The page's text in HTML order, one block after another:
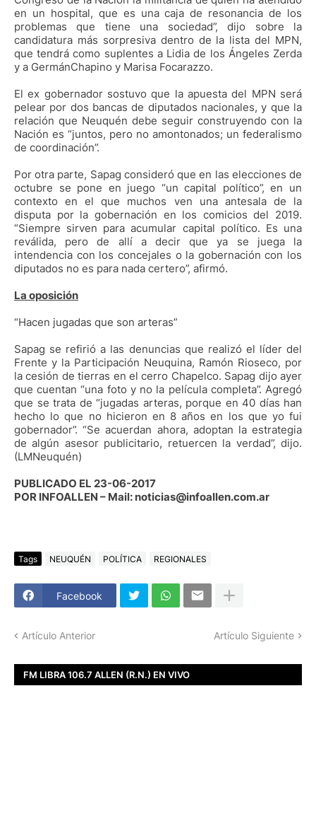
en un hospital, que es una caja de resonancia de los
problemas que tiene una sociedad”, dijo sobre la
candidatura más sorpresiva dentro de la lista del MPN,
que tendrá como suplentes a Lidia de los Ángeles Zerda
y a GermánChapino y Marisa Focarazzo.
El ex gobernador sostuvo que la apuesta del MPN será
pelear por dos bancas de diputados nacionales, y que la
relación que Neuquén debe seguir construyendo con la
Nación es “juntos, pero no amontonados; un federalismo
de coordinación”.
Por otra parte, Sapag consideró que en las elecciones de
octubre se pone en juego “un capital político”, en un
contexto en el que muchos ven una antesala de la
disputa por la gobernación en los comicios del 2019.
“Siempre sirven para acumular capital político. Es una
reválida, pero de allí a decir que ya se juega la
intendencia con los concejales o la gobernación con los
diputados no es para nada certero”, afirmó.
La oposición
“Hacen jugadas que son arteras”
Sapag se refirió a las denuncias que realizó el líder del
Frente y la Participación Neuquina, Ramón Rioseco, por
la cesión de tierras en el cerro Chapelco. Sapag dijo ayer
que cuentan “una foto y no la película completa”. Agregó
que se trata de “jugadas arteras, porque en 40 días han
hecho lo que no hicieron en 8 años en los que yo fui
gobernador”. “Se acuerdan ahora, adoptan la estrategia
de algún asesor publicitario, retuercen la verdad”, dijo.
(LMNeuquén)
PUBLICADO EL 23-06-2017
POR INFOALLEN – Mail: noticias@infoallen.com.ar
Tags NEUQUÉN POLÍTICA REGIONALES
Facebook
Artículo Anterior Artículo Siguiente
FM LIBRA 106.7 ALLEN (R.N.) EN VIVO